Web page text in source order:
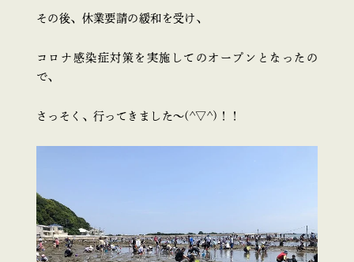
その後、休業要請の緩和を受け、
コロナ感染症対策を実施してのオープンとなったの
で、
さっそく、行ってきました～(^▽^)！！